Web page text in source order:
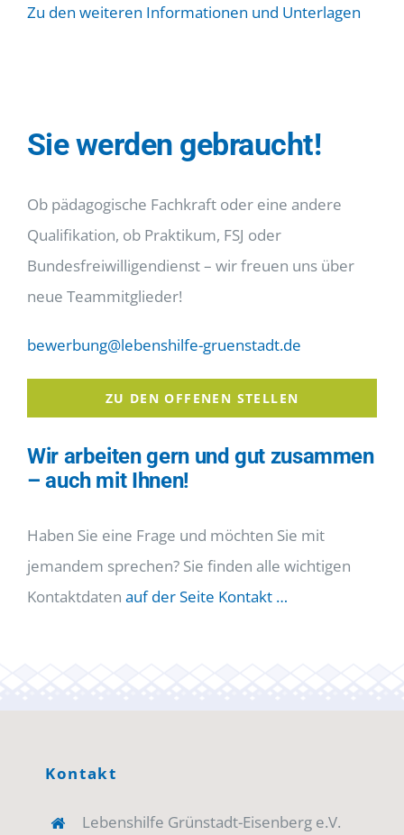
Zu den weiteren Informationen und Unterlagen
Sie werden gebraucht!
Ob pädagogische Fachkraft oder eine andere
Qualifikation, ob Praktikum, FSJ oder
Bundesfreiwilligendienst – wir freuen uns über
neue Teammitglieder!
bewerbung@lebenshilfe-gruenstadt.de
ZU DEN OFFENEN STELLEN
Wir arbeiten gern und gut zusammen
– auch mit Ihnen!
Haben Sie eine Frage und möchten Sie mit
jemandem sprechen? Sie finden alle wichtigen
Kontaktdaten auf der Seite Kontakt …
Kontakt
Lebenshilfe Grünstadt-Eisenberg e.V.